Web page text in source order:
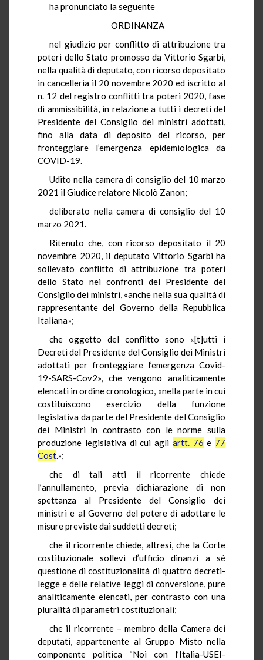
ha pronunciato la seguente
ORDINANZA
nel giudizio per conflitto di attribuzione tra
poteri dello Stato promosso da Vittorio Sgarbi,
nella qualità di deputato, con ricorso depositato
in cancelleria il 20 novembre 2020 ed iscritto al
n. 12 del registro conflitti tra poteri 2020, fase
di ammissibilità, in relazione a tutti i decreti del
Presidente del Consiglio dei ministri adottati,
fino alla data di deposito del ricorso, per
fronteggiare l’emergenza epidemiologica da
COVID-19.
Udito nella camera di consiglio del 10 marzo
2021 il Giudice relatore Nicolò Zanon;
deliberato nella camera di consiglio del 10
marzo 2021.
Ritenuto che, con ricorso depositato il 20
novembre 2020, il deputato Vittorio Sgarbi ha
sollevato conflitto di attribuzione tra poteri
dello Stato nei confronti del Presidente del
Consiglio dei ministri, «anche nella sua qualità di
rappresentante del Governo della Repubblica
Italiana»;
che oggetto del conflitto sono «[t]utti i
Decreti del Presidente del Consiglio dei Ministri
adottati per fronteggiare l’emergenza Covid-
19-SARS-Cov2», che vengono analiticamente
elencati in ordine cronologico, «nella parte in cui
costituiscono esercizio della funzione
legislativa da parte del Presidente del Consiglio
dei Ministri in contrasto con le norme sulla
produzione legislativa di cui agli artt. 76 e 77
Cost.»;
che di tali atti il ricorrente chiede
l’annullamento, previa dichiarazione di non
spettanza al Presidente del Consiglio dei
ministri e al Governo del potere di adottare le
misure previste dai suddetti decreti;
che il ricorrente chiede, altresì, che la Corte
costituzionale sollevi d’ufficio dinanzi a sé
questione di costituzionalità di quattro decreti-
legge e delle relative leggi di conversione, pure
analiticamente elencati, per contrasto con una
pluralità di parametri costituzionali;
che il ricorrente – membro della Camera dei
deputati, appartenente al Gruppo Misto nella
componente politica “Noi con l’Italia-USEI-